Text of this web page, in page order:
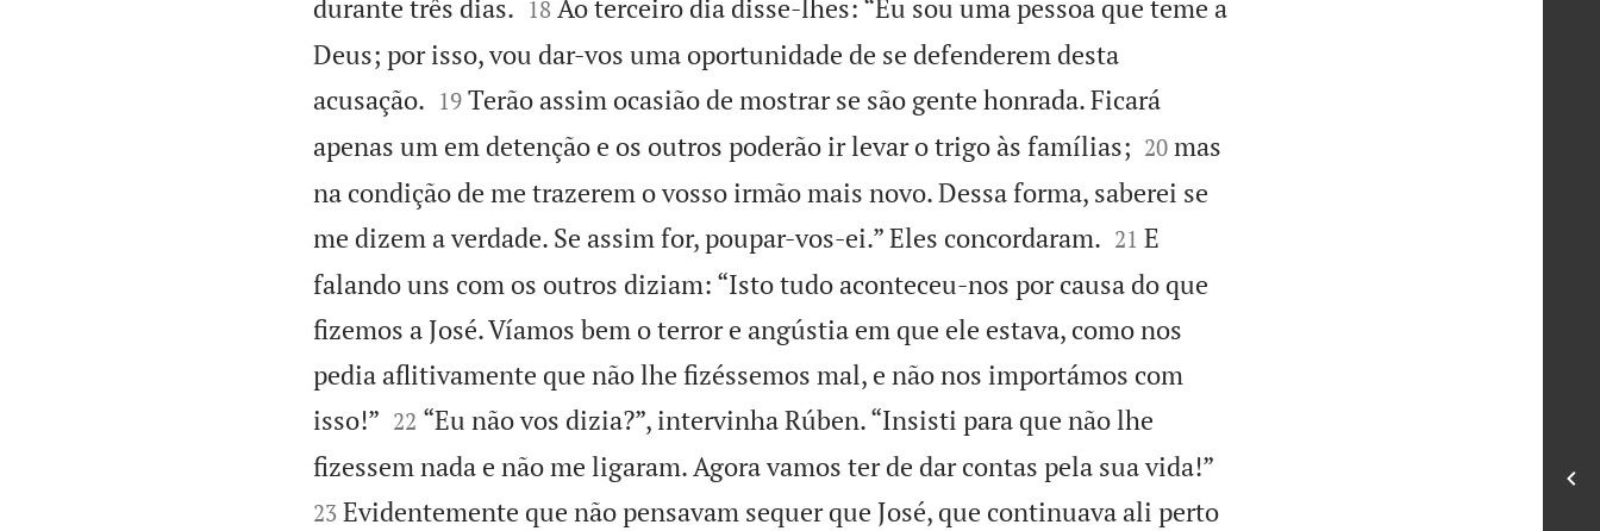
durante três dias.
18 Ao terceiro dia disse-lhes: “Eu sou uma pessoa que teme a
Deus; por isso, vou dar-vos uma oportunidade de se defenderem desta
acusação.
19 Terão assim ocasião de mostrar se são gente honrada. Ficará
apenas um em detenção e os outros poderão ir levar o trigo às famílias;
20 mas
na condição de me trazerem o vosso irmão mais novo. Dessa forma, saberei se
me dizem a verdade. Se assim for, poupar-vos-ei.” Eles concordaram.
21 E
falando uns com os outros diziam: “Isto tudo aconteceu-nos por causa do que
fizemos a José. Víamos bem o terror e angústia em que ele estava, como nos
pedia aflitivamente que não lhe fizéssemos mal, e não nos importámos com
isso!”
22 “Eu não vos dizia?”, intervinha Rúben. “Insisti para que não lhe
fizessem nada e não me ligaram. Agora vamos ter de dar contas pela sua vida!”
23 Evidentemente que não pensavam sequer que José, que continuava ali perto